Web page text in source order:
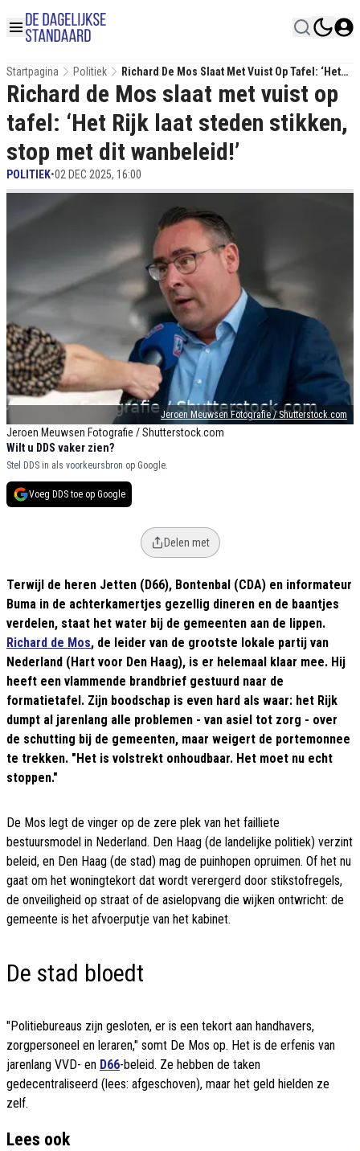
Startpagina Politiek
Richard De Mos Slaat Met Vuist Op Tafel: ‘Het
Rijk Laat Steden Stikken, Stop Met Dit
Wanbeleid!’
Jeroen Meuwsen Fotografie / Shutterstock.com
Jeroen Meuwsen Fotografie / Shutterstock.com
Richard de Mos slaat met vuist op
tafel: ‘Het Rijk laat steden stikken,
stop met dit wanbeleid!’
POLITIEK•02 DEC 2025, 16:00
Wilt u DDS vaker zien?
Stel DDS in als voorkeursbron op Google.
Voeg DDS toe op Google
Delen met
Terwijl de heren Jetten (D66), Bontenbal (CDA) en informateur
Buma in de achterkamertjes gezellig dineren en de baantjes
verdelen, staat het water bij de gemeenten aan de lippen.
Richard de Mos, de leider van de grootste lokale partij van
Nederland (Hart voor Den Haag), is er helemaal klaar mee. Hij
heeft een vlammende brandbrief gestuurd naar de
formatietafel. Zijn boodschap is even hard als waar: het Rijk
dumpt al jarenlang alle problemen - van asiel tot zorg - over
de schutting bij de gemeenten, maar weigert de portemonnee
te trekken. "Het is volstrekt onhoudbaar. Het moet nu echt
stoppen."
De Mos legt de vinger op de zere plek van het failliete
bestuursmodel in Nederland. Den Haag (de landelijke politiek) verzint
beleid, en Den Haag (de stad) mag de puinhopen opruimen. Of het nu
gaat om het woningtekort dat wordt verergerd door stikstofregels,
de onveiligheid op straat of de asielopvang die wijken ontwricht: de
gemeente is het afvoerputje van het kabinet.
De stad bloedt
"Politiebureaus zijn gesloten, er is een tekort aan handhavers,
zorgpersoneel en leraren," somt De Mos op. Het is de erfenis van
jarenlang VVD- en D66-beleid. Ze hebben de taken
gedecentraliseerd (lees: afgeschoven), maar het geld hielden ze
zelf.
Lees ook